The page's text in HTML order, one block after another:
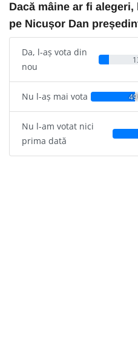
Dacă mâine ar fi
pe Nicușor Dan
Da, l-aș vota din
nou
Nu l-aș mai vota
Nu l-am votat nici
prima dată